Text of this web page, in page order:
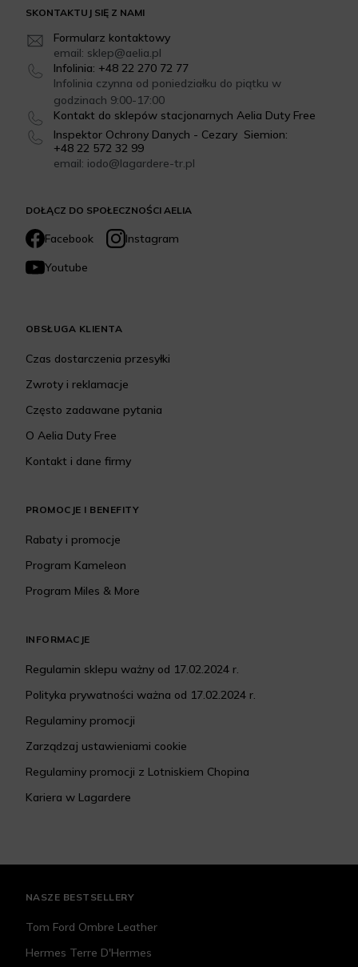
DOŁĄCZ DO SPOŁECZNOŚCI AELIA
Facebook
Instagram
Youtube
SKONTAKTUJ SIĘ Z NAMI
Formularz kontaktowy
email: sklep@aelia.pl
Infolinia: +48 22 270 72 77
Infolinia czynna od poniedziałku do piątku w
godzinach 9:00-17:00
Kontakt do sklepów stacjonarnych Aelia Duty Free
Inspektor Ochrony Danych - Cezary Siemion:
+48 22 572 32 99
email: iodo@lagardere-tr.pl
OBSŁUGA KLIENTA
Czas dostarczenia przesyłki
Zwroty i reklamacje
Często zadawane pytania
O Aelia Duty Free
Kontakt i dane firmy
PROMOCJE I BENEFITY
Rabaty i promocje
Program Kameleon
Program Miles & More
INFORMACJE
Regulamin sklepu ważny od 17.02.2024 r.
Polityka prywatności ważna od 17.02.2024 r.
Regulaminy promocji
Zarządzaj ustawieniami cookie
Regulaminy promocji z Lotniskiem Chopina
Kariera w Lagardere
NASZE BESTSELLERY
Tom Ford Ombre Leather
Hermes Terre D'Hermes